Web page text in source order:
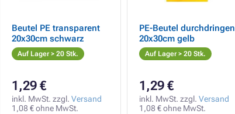
Beutel PE transparent
20x30cm schwarz
Auf Lager > 20 Stk.
1,29 €
inkl. MwSt. zzgl. Versand
1,08 € ohne MwSt.
PE-Beutel durchdringen
20x30cm gelb
Auf Lager > 20 Stk.
1,29 €
inkl. MwSt. zzgl. Versand
1,08 € ohne MwSt.